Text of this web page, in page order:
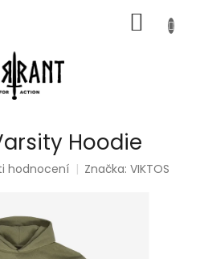
KOŠÍK
Hoodie
hodnocení Značka:VIKTOS